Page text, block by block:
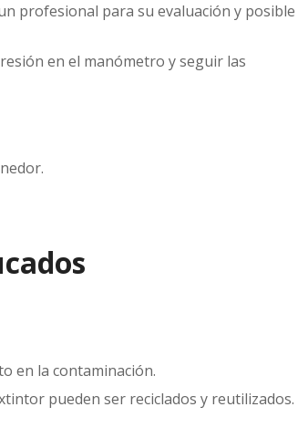
profesional para su evaluación y posible
en el manómetro y seguir las
en la contaminación.
pueden ser reciclados y reutilizados.